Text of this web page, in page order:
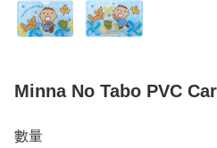
Minna No Tabo PVC
數量